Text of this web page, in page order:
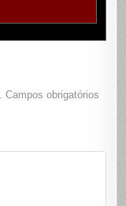
Campos obrigatórios